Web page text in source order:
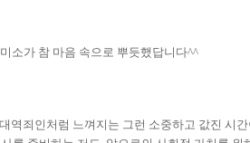
소가 참 마음 속으로 뿌듯했답니다^^
역죄인처럼 느껴지는 그런 소중하고 값진 시